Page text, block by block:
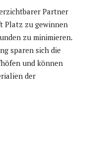
Partner
Platz zu gewinnen
zu minimieren.
sparen sich die
und können
der